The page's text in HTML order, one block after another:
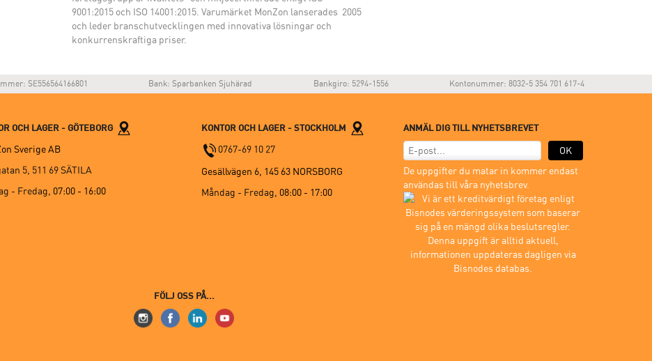
9001:2015 och ISO 14001:2015. Varumärket MonZon lanserades 2005
och leder branschutvecklingen med innovativa lösningar och
konkurrenskraftiga priser.
SE556564166801 Bank: Sparbanken Sjuhärad Bankgiro: 5294-1556 Kontonummer: 8032-5 354 701 617-4
OCH LAGER - GÖTEBORG
Sverige AB
5, 511 69 SÄTILA
- Fredag, 07:00 - 16:00
KONTOR OCH LAGER - STOCKHOLM
0767-69 10 27
Gesällvägen 6, 145 63 NORSBORG
Måndag - Fredag, 08:00 - 17:00
ANMÄL DIG TILL NYHETSBREVET
OK
De uppgifter du matar in kommer endast
användas till våra nyhetsbrev.
FÖLJ OSS PÅ...